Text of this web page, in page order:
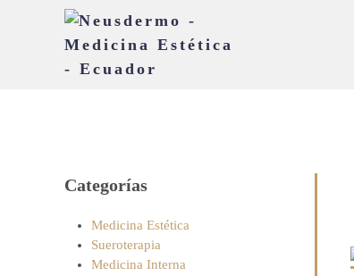
Categorías
Medicina Estética
Sueroterapia
Medicina Interna